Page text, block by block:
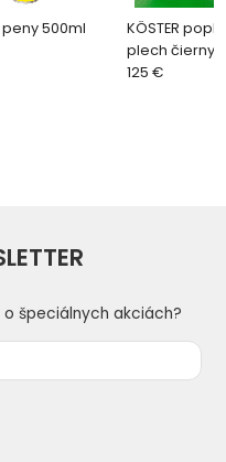
peny 500ml
KÖSTER
plech čierny
Metal Sheet
125 €
špeciálnych akciách?